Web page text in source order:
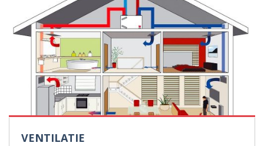
VENTILATIE